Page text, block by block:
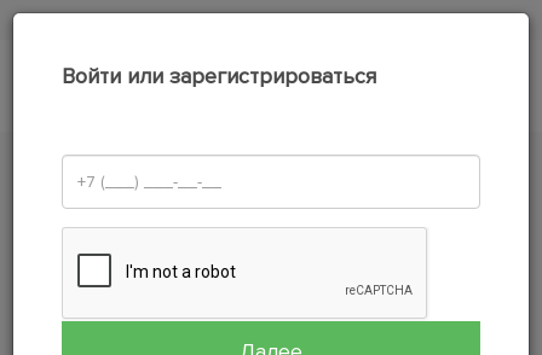
+7(812) 201-01-01
РАСШИРЕННАЯ ГАРАНТИЯ:
HANKOOK
Оформление заказа
Войти или зарегистрироваться